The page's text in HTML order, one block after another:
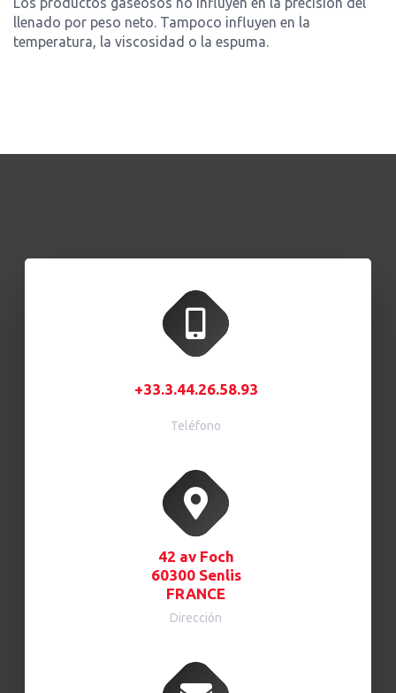
llenado por peso neto. Tampoco influyen en la
temperatura, la viscosidad o la espuma.
+33.3.44.26.58.93
Teléfono
42 av Foch
60300 Senlis
FRANCE
Dirección